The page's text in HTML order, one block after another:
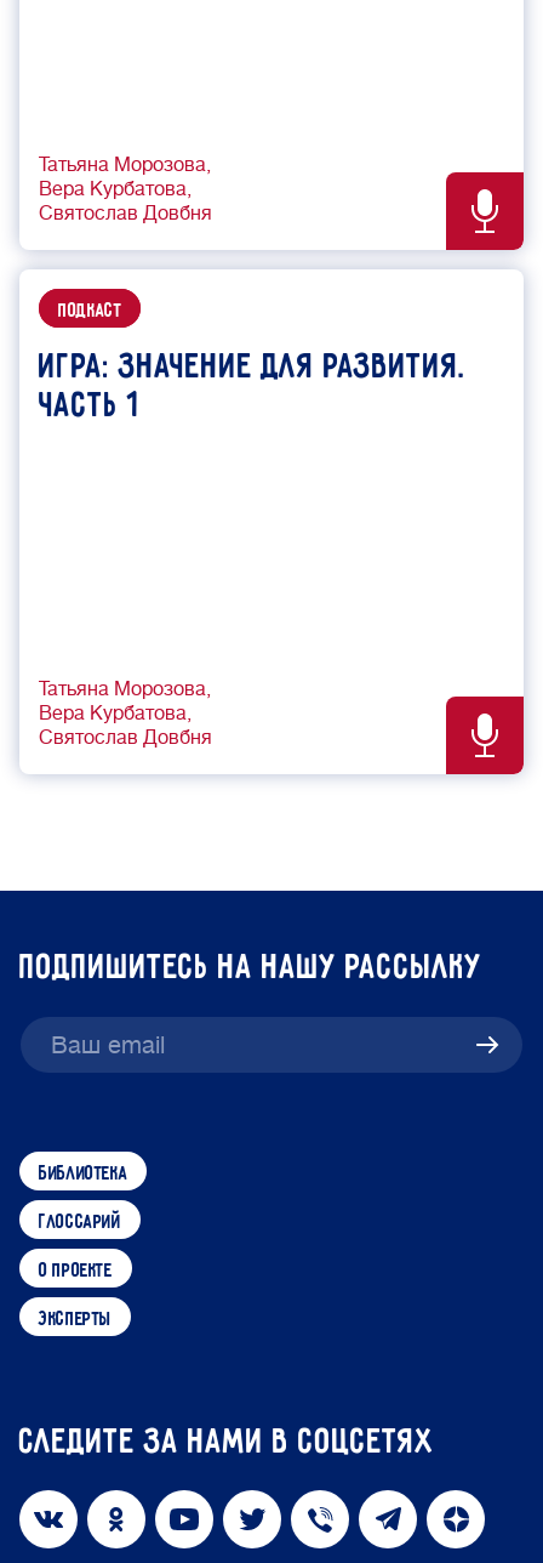
Татьяна Морозова
Вера Курбатова
Святослав Довбня
подкаст
Игра: значение для развития.
Часть 1
Татьяна Морозова
Вера Курбатова
Святослав Довбня
подпишитесь на нашу рассылку
библиотека
глоссарий
о проекте
эксперты
Следите за нами в соцсетях